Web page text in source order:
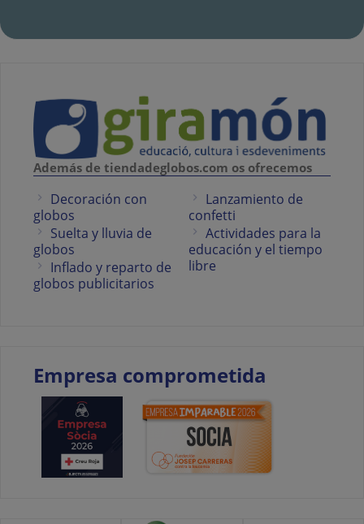
Además de tiendadeglobos.com os ofrecemos
Decoración con
globos
Suelta y lluvia de
globos
Inflado y reparto de
globos publicitarios
Lanzamiento de
confetti
Actividades para la
educación y el tiempo
libre
Empresa comprometida